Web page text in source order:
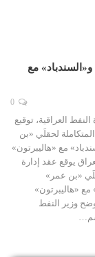
مع
العراقية، توقيع
لحقلَي «بن
مع «هاليبرتون»
يوقع عقد إدارة
«بن عمر»
مع «هاليبرتون»
وزير النفط